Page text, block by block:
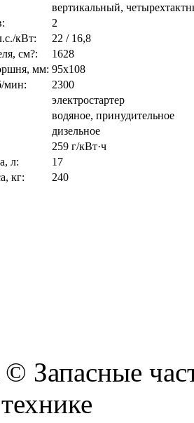
вертикальный,
2
кВт:
22 / 16,8
см?:
1628
мм: 95х108
мин:
2300
электростартер
водяное, принудительное
дизельное
259 г/кВт·ч
л:
17
кг:
240
Запасные